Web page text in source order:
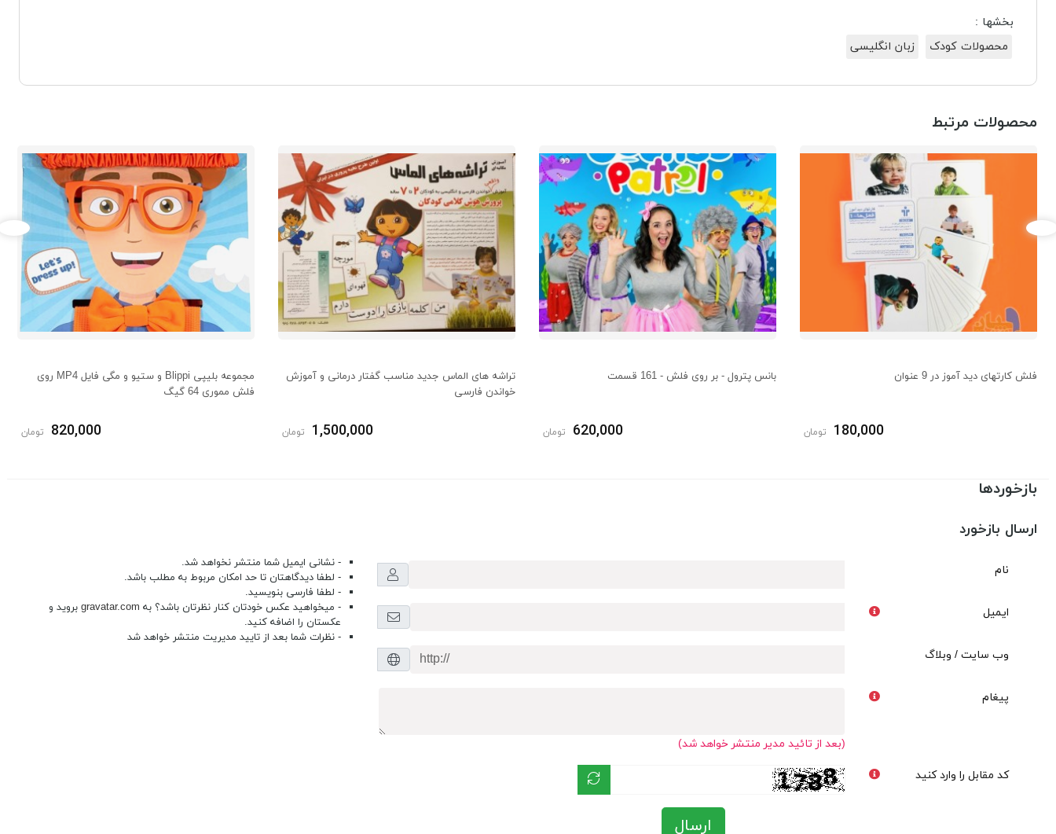
بخشها :
محصولات کودک
زبان انگلیسی
محصولات مرتبط
فلش کارتهای دید آموز در 9 عنوان
180,000 تومان
بانس پترول - بر روی فلش - 161 قسمت
620,000 تومان
تراشه های الماس جدید مناسب گفتار درمانی و آموزش
خواندن فارسی
1,500,000 تومان
مجموعه بلیپی Blippi و ستیو و مگی فایل MP4 روی
فلش مموری 64 گیگ
820,000 تومان
بازخوردها
ارسال بازخورد
نام
ایمیل
وب سایت / وبلاگ
پیغام
(بعد از تائید مدیر منتشر خواهد شد)
کد مقابل را وارد کنید
ارسال
- نشانی ایمیل شما منتشر نخواهد شد.
- لطفا دیدگاهتان تا حد امکان مربوط به مطلب باشد.
- لطفا فارسی بنویسید.
- میخواهید عکس خودتان کنار نظرتان باشد؟ به gravatar.com بروید و
عکستان را اضافه کنید.
- نظرات شما بعد از تایید مدیریت منتشر خواهد شد